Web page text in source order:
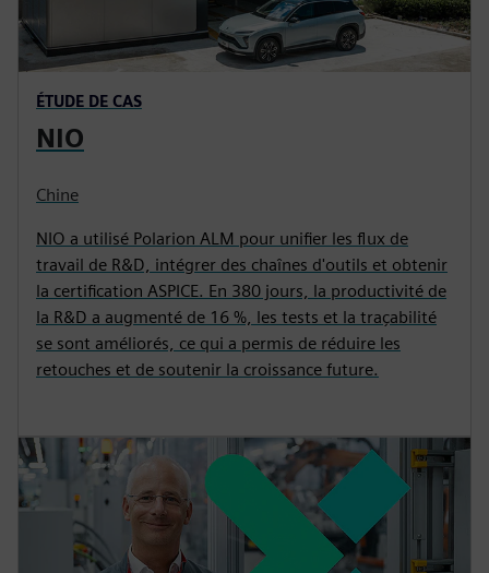
ÉTUDE DE CAS
NIO
Chine
NIO a utilisé Polarion ALM pour unifier les flux de
travail de R&D, intégrer des chaînes d'outils et obtenir
la certification ASPICE. En 380 jours, la productivité de
la R&D a augmenté de 16 %, les tests et la traçabilité
se sont améliorés, ce qui a permis de réduire les
retouches et de soutenir la croissance future.